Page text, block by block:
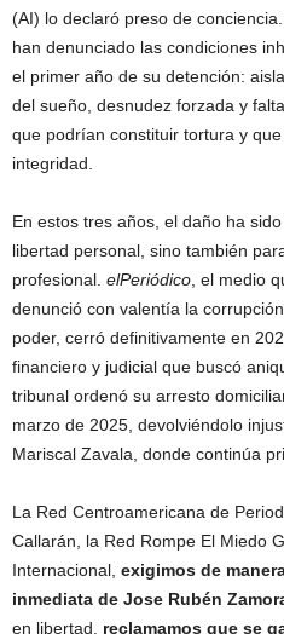
(AI) lo declaró preso de
han denunciado las condiciones
el primer año de su detención:
del sueño, desnudez forzada y
que podrían constituir tortura y
integridad.
En estos tres años, el daño ha
libertad personal, sino también
profesional. elPeriódico , el medio
denunció con valentía la
poder, cerró definitivamente en
financiero y judicial que buscó
tribunal ordenó su arresto
marzo de 2025, devolviéndolo
Mariscal Zavala, donde continúa
La Red Centroamericana de
Callarán, la Red Rompe El Miedo
Internacional, exigimos de
inmediata de Jose Rubén
en libertad,
reclamamos que se